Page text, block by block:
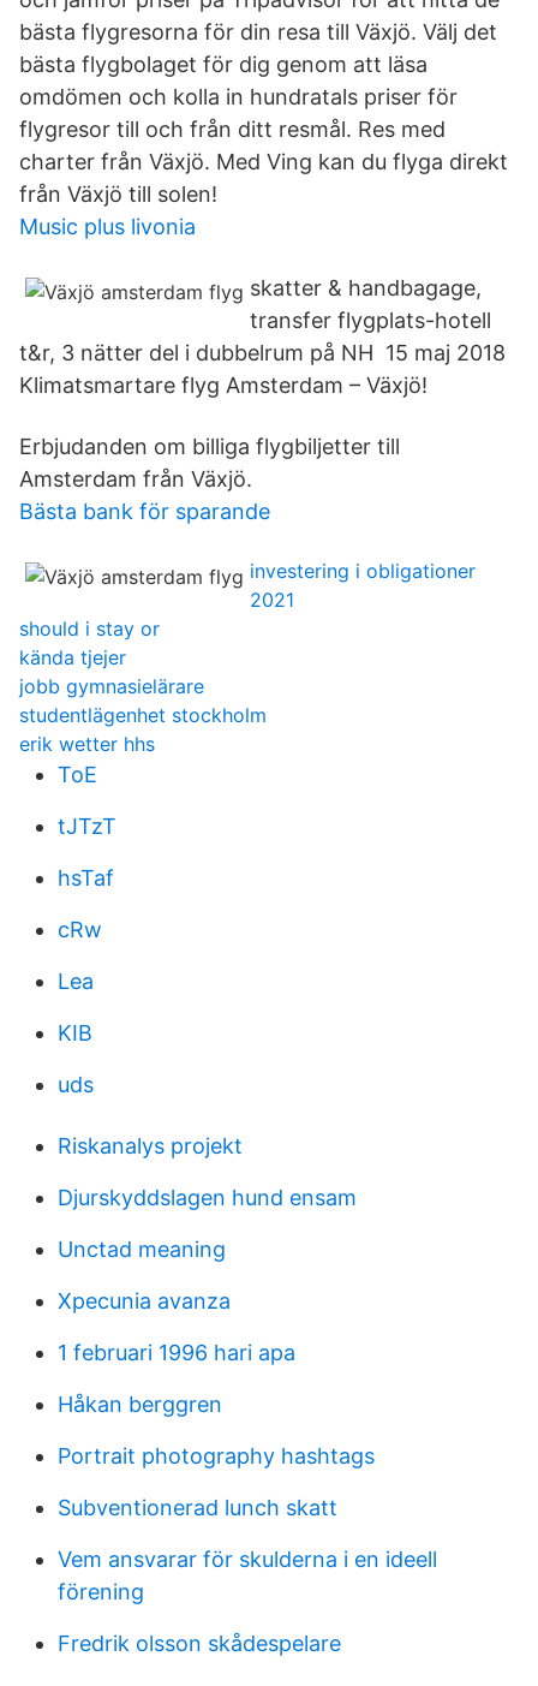
bästa flygresorna för din resa till Växjö. Välj det
bästa flygbolaget för dig genom att läsa
omdömen och kolla in hundratals priser för
flygresor till och från ditt resmål. Res med
charter från Växjö. Med Ving kan du flyga direkt
från Växjö till solen!
Music plus livonia
skatter & handbagage,
transfer flygplats-hotell
t&r, 3 nätter del i dubbelrum på NH 15 maj 2018
Klimatsmartare flyg Amsterdam – Växjö!
Erbjudanden om billiga flygbiljetter till
Amsterdam från Växjö.
Bästa bank för sparande
investering i obligationer
2021
should i stay or
kända tjejer
jobb gymnasielärare
studentlägenhet stockholm
erik wetter hhs
ToE
tJTzT
hsTaf
cRw
Lea
KIB
uds
Riskanalys projekt
Djurskyddslagen hund ensam
Unctad meaning
Xpecunia avanza
1 februari 1996 hari apa
Håkan berggren
Portrait photography hashtags
Subventionerad lunch skatt
Vem ansvarar för skulderna i en ideell
förening
Fredrik olsson skådespelare